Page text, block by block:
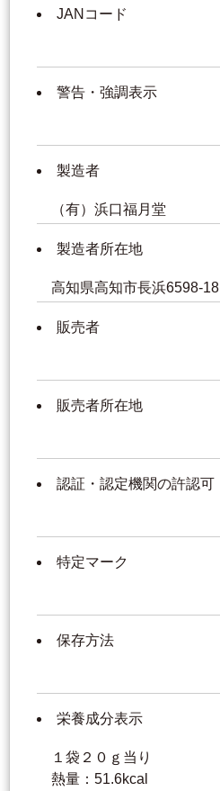
JANコード
警告・強調表示
製造者
（有）浜口福月堂
製造者所在地
高知県高知市長浜6598-18
販売者
販売者所在地
認証・認定機関の許認可
特定マーク
保存方法
栄養成分表示
１袋２０ｇ当り
熱量：51.6kcal